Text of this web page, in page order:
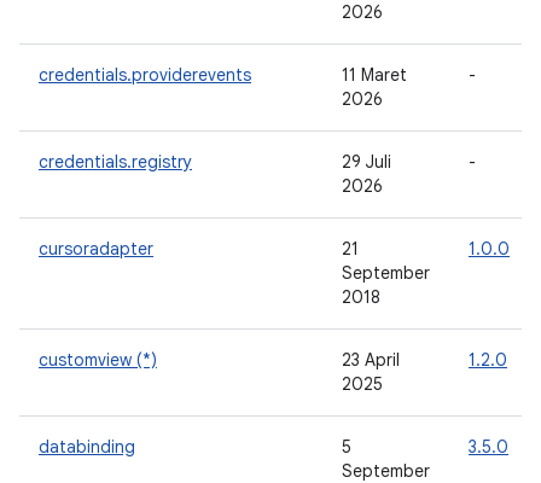
2026
credentials.providerevents
11 Maret
2026
-
credentials.registry
29 Juli
2026
-
cursoradapter
21
September
2018
1.0.0
customview (*)
23 April
2025
1.2.0
databinding
5
September
3.5.0